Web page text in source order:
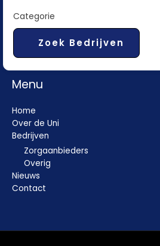
Categorie
Zoek Bedrijven
Menu
Home
Over de Uni
Bedrijven
Zorgaanbieders
Overig
Nieuws
Contact